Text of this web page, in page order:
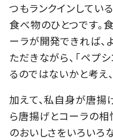
つもランクインしてい
食べ物のひとつです。
ーラが開発できれば、
ただきながら、「ペプ
るのではないかと考え
加えて、私自身が唐揚
ら唐揚げとコーラの相
のおいしさをいろいろ